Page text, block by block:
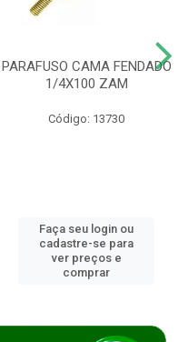
PARAFUSO CAMA FENDADO
1/4X100 ZAM
Código: 13730
Faça seu login ou
cadastre-se para
ver preços e
comprar